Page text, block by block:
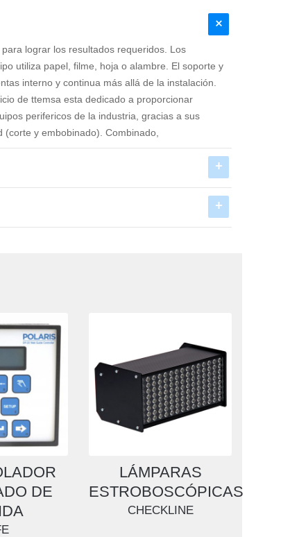
lograr los resultados requeridos. Los
utiliza papel, filme, hoja o alambre. El soporte y
interno y continua más allá de la instalación.
de ttemsa esta dedicado a proporcionar
perifericos de la industria, gracias a sus
y embobinado). Combinado,
DE
LÁMPARAS
ESTROBOSCÓPICAS
CHECKLINE